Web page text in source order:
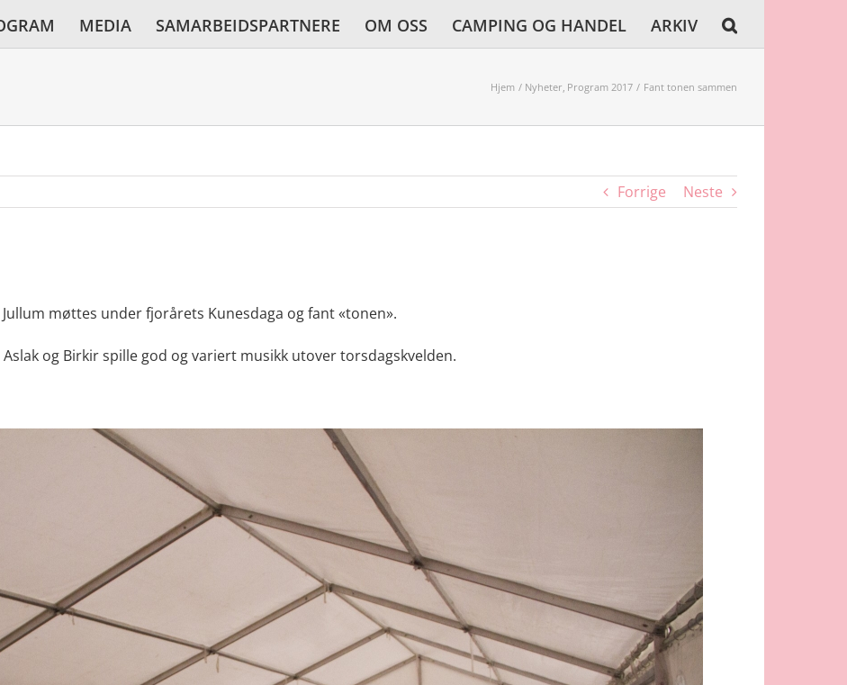
MEDIA SAMARBEIDSPARTNERE OM OSS CAMPING OG HANDEL ARKIV
Hjem Nyheter Program 2017 Fant tonen sammen
Forrige Neste
møttes under fjorårets Kunesdaga og fant «tonen».
og Birkir spille god og variert musikk utover torsdagskvelden.